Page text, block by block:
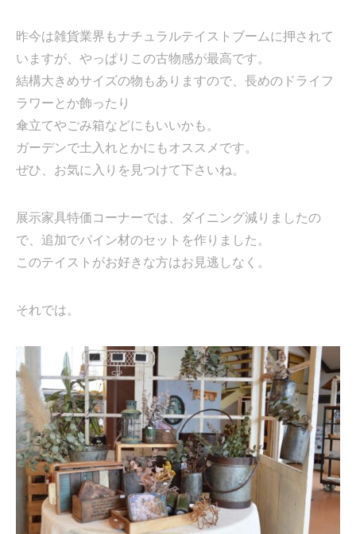
昨今は雑貨業界もナチュラルテイストブームに押されて
いますが、やっぱりこの古物感が最高です。
結構大きめサイズの物もありますので、長めのドライフ
ラワーとか飾ったり
傘立てやごみ箱などにもいいかも。
ガーデンで土入れとかにもオススメです。
ぜひ、お気に入りを見つけて下さいね。
展示家具特価コーナーでは、ダイニング減りましたの
で、追加でパイン材のセットを作りました。
このテイストがお好きな方はお見逃しなく。
それでは。